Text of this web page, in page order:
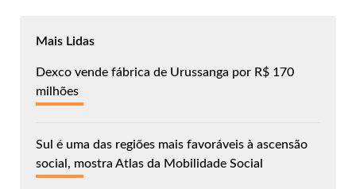
Mais Lidas
Dexco vende fábrica de Urussanga por R$ 170
milhões
Sul é uma das regiões mais favoráveis à ascensão
social, mostra Atlas da Mobilidade Social